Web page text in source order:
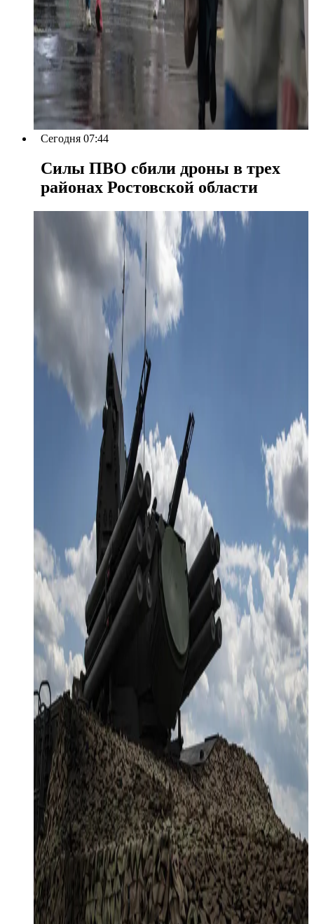
Сегодня 07:44
Силы ПВО сбили дроны в трех
районах Ростовской области